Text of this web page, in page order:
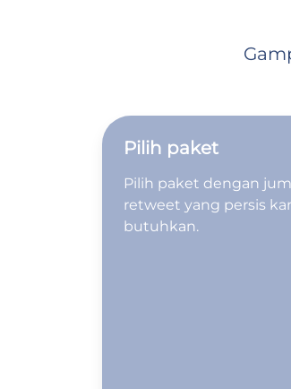
Pilih paket
Pilih paket dengan
retweet yang persis
butuhkan.